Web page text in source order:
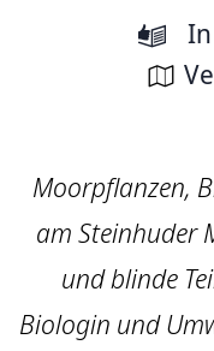
Moorpflanzen,
am Steinhuder
und blinde
Biologin und